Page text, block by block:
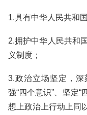
1.具有中华人民共和
2.拥护中华人民共和
义制度；
3.政治立场坚定，深
强“四个意识”、坚定“
想上政治上行动上同